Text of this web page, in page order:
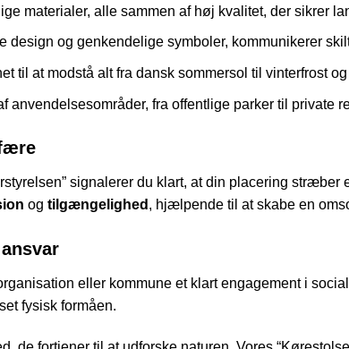
materialer, alle sammen af høj kvalitet, der sikrer
design og genkendelige symboler, kommunikerer
til at modstå alt fra dansk sommersol til vinterfrost
anvendelsesområder, fra offentlige parker til private
signalerer du klart, at din placering
og tilgængelighed , hjælpende til at skabe en
eller kommune et klart engagement i
fysisk formåen.